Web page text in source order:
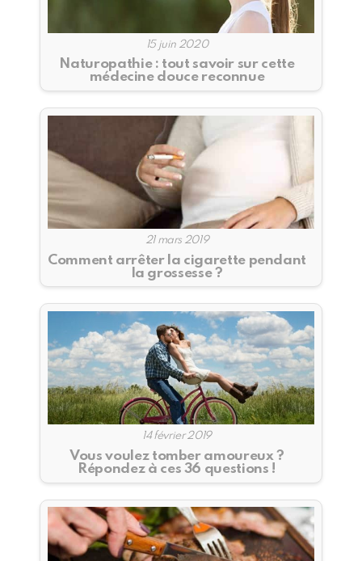
15 juin 2020
Naturopathie : tout savoir sur cette
médecine douce reconnue
21 mars 2019
Comment arrêter la cigarette pendant
la grossesse ?
14 février 2019
Vous voulez tomber amoureux ?
Répondez à ces 36 questions !